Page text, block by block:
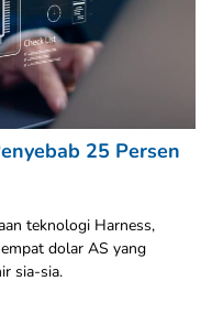
25 Persen
teknologi Harness,
dolar AS yang
sia-sia.